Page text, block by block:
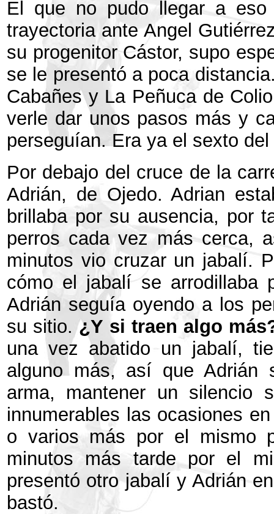
El que no pudo llegar a
trayectoria ante Angel
su progenitor Cástor, supo
se le presentó a poca
Cabañes y La Peñuca de
verle dar unos pasos más y
perseguían. Era ya el sexto
Por debajo del cruce de la
Adrián, de Ojedo. Adrian
brillaba por su ausencia, por
perros cada vez más cerca,
minutos vio cruzar un jabalí.
cómo el jabalí se arrodillaba
Adrián seguía oyendo a los
su sitio.¿Y si traen algo
una vez abatido un jabalí,
alguno más, así que Adrián
arma, mantener un silencio
innumerables las ocasiones
o varios más por el mismo
minutos más tarde por el
presentó otro jabalí y Adrián
bastó.